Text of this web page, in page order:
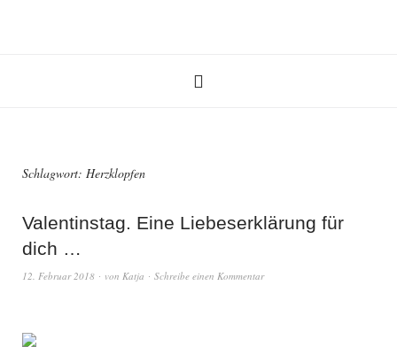
Schlagwort: Herzklopfen
Valentinstag. Eine Liebeserklärung für
dich …
12. Februar 2018 von Katja Schreibe einen Kommentar